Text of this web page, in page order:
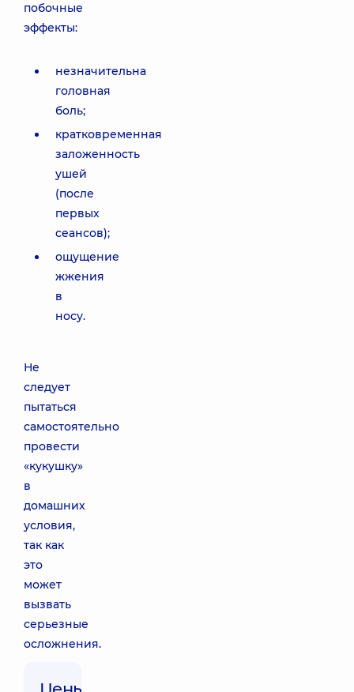
побочные
эффекты:
незначительна
головная
боль;
кратковременная
заложенность
ушей
(после
первых
сеансов);
ощущение
жжения
в
носу.
Не
следует
пытаться
самостоятельно
провести
«кукушку»
в
домашних
условия,
так как
это
может
вызвать
серьезные
осложнения.